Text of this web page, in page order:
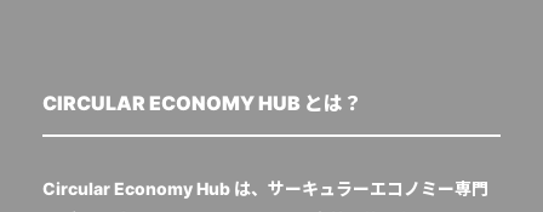
CIRCULAR ECONOMY HUB とは？
Circular Economy Hub は、サーキュラーエコノミー専門